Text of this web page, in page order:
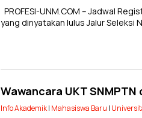
PROFESI-UNM.COM – Jadwal
yang dinyatakan lulus Jalur Seleksi
Wawancara UKT SNMPTN
Info Akademik| Mahasiswa Baru |